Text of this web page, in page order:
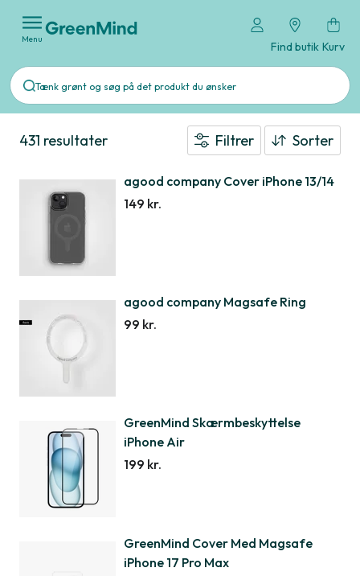
Menu
Find butik Kurv
431 resultater Filtrer Sorter
agood company Cover iPhone 13/14
149 kr.
agood company Magsafe Ring
99 kr.
GreenMind Skærmbeskyttelse
iPhone Air
199 kr.
GreenMind Cover Med Magsafe
iPhone 17 Pro Max